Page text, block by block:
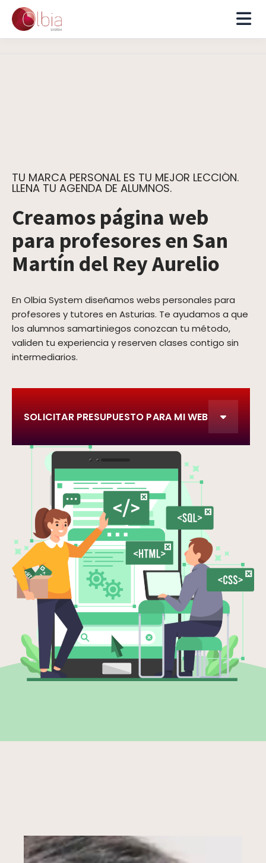
TU MARCA PERSONAL ES TU MEJOR LECCIÓN.
LLENA TU AGENDA DE ALUMNOS.
Creamos página web
para profesores en San
Martín del Rey Aurelio
En Olbia System diseñamos webs personales para
profesores y tutores en Asturias. Te ayudamos a que
los alumnos samartiniegos conozcan tu método,
validen tu experiencia y reserven clases contigo sin
intermediarios.
SOLICITAR PRESUPUESTO PARA MI WEB